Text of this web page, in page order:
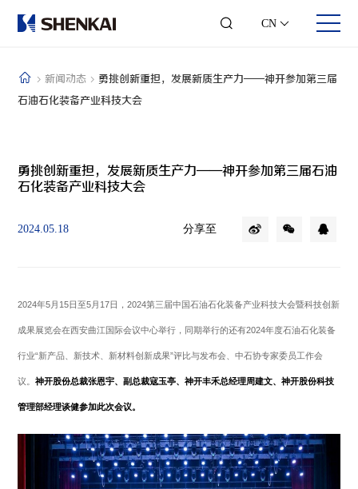
CN
公司简介
发展历程
企业文化
企业荣誉
钻修井控
井口采油
综合录井
股票信息
可视化年报
合伙人时代
团队风采
新闻动态
勇挑创新重担，发展新质生产力——神开参加第三届
石油石化装备产业科技大会
勇挑创新重担，发展新质生产力——神开参加第三届石油
石化装备产业科技大会
2024.05.18 分享至
2024年5月15日至5月17日，2024第三届中国石油石化装备产业科技大会暨科技创新
成果展览会在西安曲江国际会议中心举行，同期举行的还有2024年度石油石化装备
行业“新产品、新技术、新材料创新成果”评比与发布会、中石协专家委员工作会
议。神开股份总裁张恩宇、副总裁寇玉亭、神开丰禾总经理周建文、神开股份科技
管理部经理谈健参加此次会议。